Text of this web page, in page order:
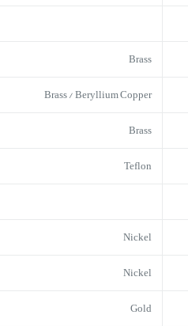
Brass
Brass / Beryllium Copper
Brass
Teflon
Nickel
Nickel
Gold